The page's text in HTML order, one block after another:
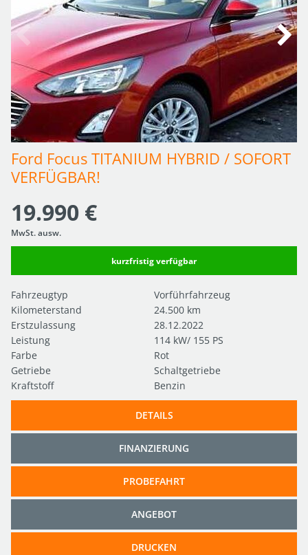
Ford Focus TITANIUM HYBRID / SOFORT
VERFÜGBAR!
19.990 €
MwSt. ausw.
kurzfristig verfügbar
Fahrzeugtyp
Vorführfahrzeug
Kilometerstand
24.500 km
Erstzulassung
28.12.2022
Leistung
114 kW/ 155 PS
Farbe
Rot
Getriebe
Schaltgetriebe
Kraftstoff
Benzin
DETAILS
FINANZIERUNG
PROBEFAHRT
ANGEBOT
DRUCKEN